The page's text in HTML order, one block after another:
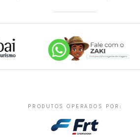
PRODUTOS OPERADOS POR: